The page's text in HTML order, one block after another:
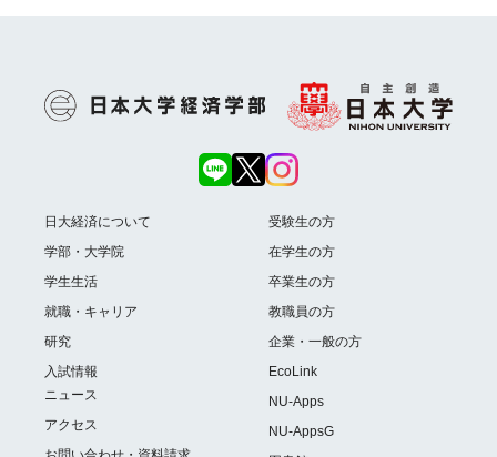
日大経済について
学部・大学院
学生生活
就職・キャリア
研究
入試情報
ニュース
アクセス
受験生の方
在学生の方
卒業生の方
教職員の方
企業・一般の方
EcoLink
NU-Apps
NU-AppsG